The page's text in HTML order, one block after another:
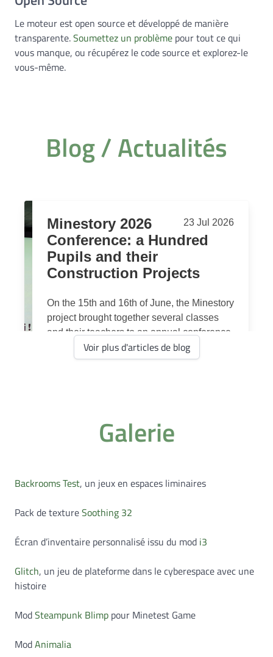
Le moteur est open source et développé de manière
transparente.Soumettez un problème pour tout ce qui
vous manque, ou récupérez le code source et explorez-le
vous-même.
Blog / Actualités
Voir plus d'articles de blog
Galerie
Backrooms Test, un jeux en espaces liminaires
Pack de textureSoothing 32
Écran d’inventaire personnalisé issu du mod i3
Glitch, un jeu de plateforme dans le cyberespace avec une
histoire
ModSteampunk Blimp pour Minetest Game
ModAnimalia